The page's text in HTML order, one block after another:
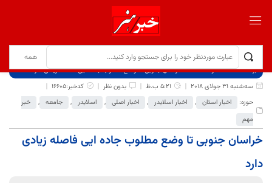
برگ نخست نوشته‌ها
خراسان جنوبی تا وضع مطلوب جاده ایی فاصله زیادی دارد
سه‌شنبه 31 جولای 2018
5:21 ب.ظ بدون نظر
کدخبر:16605
حوزه:
اخبار استان , اخبار اسلایدر , اخبار اصلی , اسلایدر , جامعه ,
خبر
مهم
خراسان جنوبی تا وضع مطلوب جاده ایی فاصله زیادی
دارد